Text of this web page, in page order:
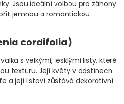
Jsou ideální volbou pro záhony
jemnou a romantickou
cordifolia)
s velkými, lesklými listy, které
texturu. Její květy v odstínech
a její listoví zůstává dekorativní